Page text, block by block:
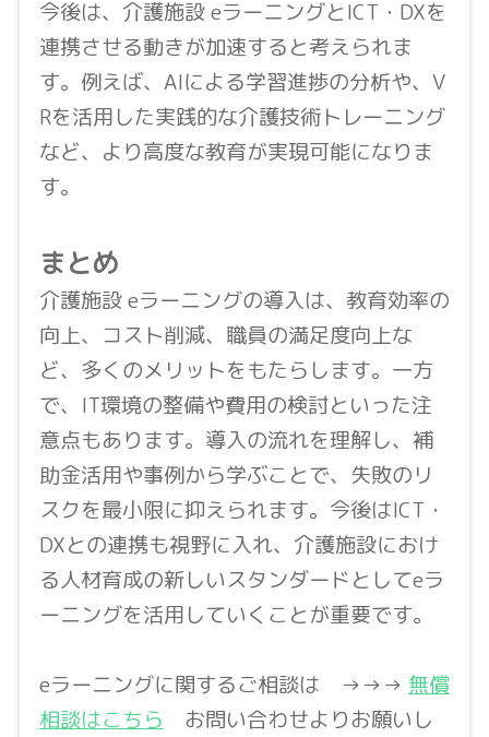
今後は、介護施設 eラーニングとICT・DXを
連携させる動きが加速すると考えられま
す。例えば、AIによる学習進捗の分析や、V
Rを活用した実践的な介護技術トレーニング
など、より高度な教育が実現可能になりま
す。
まとめ
介護施設 eラーニングの導入は、教育効率の
向上、コスト削減、職員の満足度向上な
ど、多くのメリットをもたらします。一方
で、IT環境の整備や費用の検討といった注
意点もあります。導入の流れを理解し、補
助金活用や事例から学ぶことで、失敗のリ
スクを最小限に抑えられます。今後はICT・
DXとの連携も視野に入れ、介護施設におけ
る人材育成の新しいスタンダードとしてeラ
ーニングを活用していくことが重要です。
eラーニングに関するご相談は →→→ 無償
相談はこちら お問い合わせよりお願いし